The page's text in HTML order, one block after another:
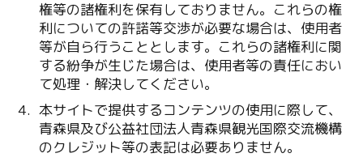
権等の諸権利を保有しておりません。これらの権
利についての許諾等交渉が必要な場合は、使用者
等が自ら行うこととします。これらの諸権利に関
する紛争が生じた場合は、使用者等の責任におい
て処理・解決してください。
本サイトで提供するコンテンツの使用に際して、
青森県及び公益社団法人青森県観光国際交流機構
のクレジット等の表記は必要ありません。